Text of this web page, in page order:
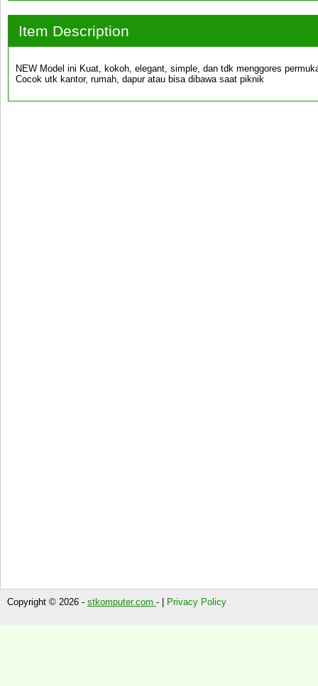
Item Description
NEW Model ini Kuat, kokoh, elegant, simple, dan tdk menggores
Cocok utk kantor, rumah, dapur atau bisa dibawa saat piknik
Copyright © 2026 - stkomputer.com - | Privacy Policy